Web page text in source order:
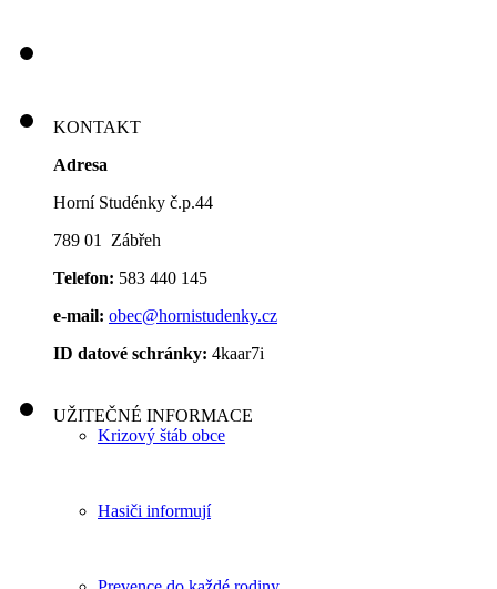
KONTAKT
Adresa
Horní Studénky č.p.44
789 01 Zábřeh
Telefon: 583 440 145
e-mail: obec@hornistudenky.cz
ID datové schránky: 4kaar7i
UŽITEČNÉ INFORMACE
Krizový štáb obce
Hasiči informují